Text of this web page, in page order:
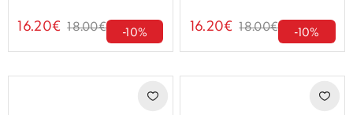
16.20€ 18.00€ -10% 16.20€ 18.00€ -10%